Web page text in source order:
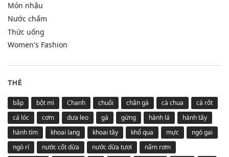
Món nhậu
Nước chấm
Thức uống
Women's Fashion
THẺ
bắp bột mì Chanh chuối chân gà cà chua
cà rốt
cá lóc
cơm dưa leo gà gừng hành lá
hành tây
hành tím
khoai lang khoai tây khổ qua mực
ngò gai
ngò rí
nước cốt dừa nước dừa tươi
nấm rơm